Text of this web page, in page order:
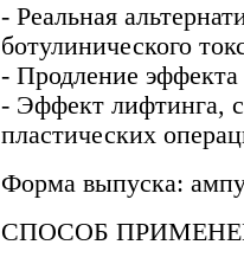
- Реальная
ботулинического
- Продление
- Эффект лифтинга,
пластических
Форма выпуска:
СПОСОБ